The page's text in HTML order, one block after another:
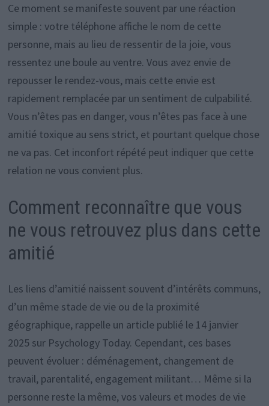
Ce moment se manifeste souvent par une réaction
simple : votre téléphone affiche le nom de cette
personne, mais au lieu de ressentir de la joie, vous
ressentez une boule au ventre. Vous avez envie de
repousser le rendez-vous, mais cette envie est
rapidement remplacée par un sentiment de culpabilité.
Vous n’êtes pas en danger, vous n’êtes pas face à une
amitié toxique au sens strict, et pourtant quelque chose
ne va pas. Cet inconfort répété peut indiquer que cette
relation ne vous convient plus.
Comment reconnaître que vous
ne vous retrouvez plus dans cette
amitié
Les liens d’amitié naissent souvent d’intérêts communs,
d’un même stade de vie ou de la proximité
géographique, rappelle un article publié le 14 janvier
2025 sur Psychology Today. Cependant, ces bases
peuvent évoluer : déménagement, changement de
travail, parentalité, engagement militant… Même si la
personne reste la même, vos valeurs et modes de vie